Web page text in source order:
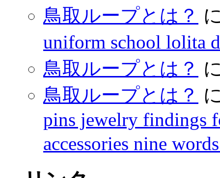
鳥取ループとは？
uniform school lolita
鳥取ループとは？
鳥取ループとは？
pins jewelry findings
accessories nine